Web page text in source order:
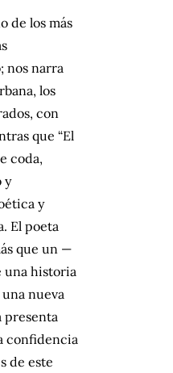
de los más
nos narra
los
con
que “El
coda,
y
y
El poeta
que un —
una historia
nueva
presenta
confidencia
de este